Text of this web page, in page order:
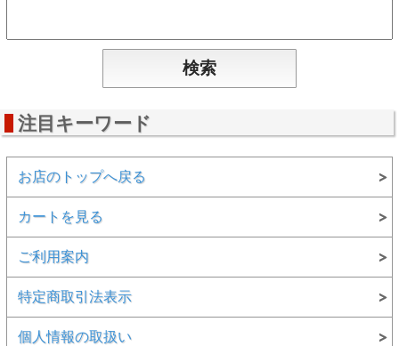
注目キーワード
お店のトップへ戻る
カートを見る
ご利用案内
特定商取引法表示
個人情報の取扱い